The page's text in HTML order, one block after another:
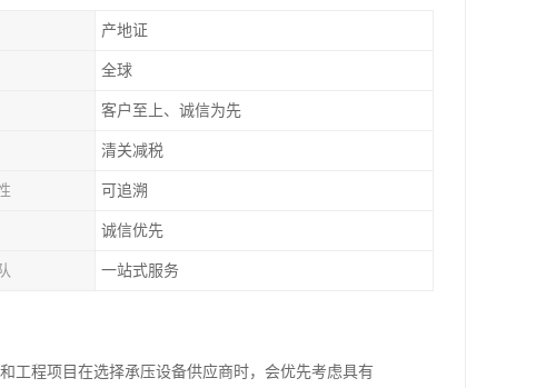
产地证
全球
客户至上、诚信为先
清关减税
可追溯
诚信优先
一站式服务
工程项目在选择承压设备供应商时，会优先考虑具有